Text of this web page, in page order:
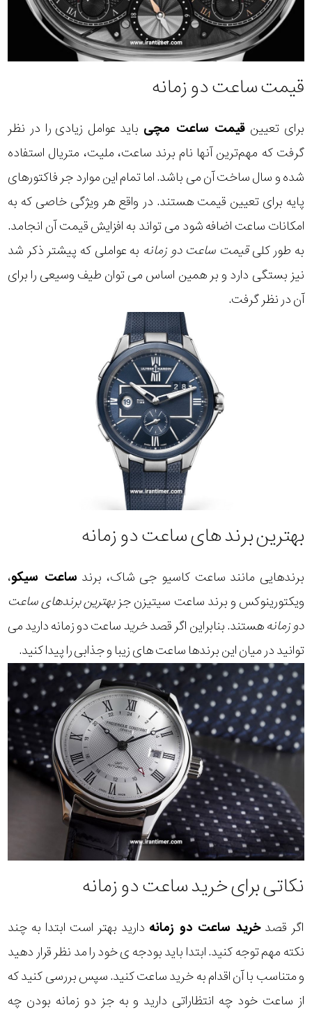
قیمت ساعت دو زمانه
برای تعیین قیمت ساعت مچی باید عوامل زیادی را در نظر
گرفت که مهم‌ترین آنها نام برند ساعت، ملیت، متریال استفاده
شده و سال ساخت آن می باشد. اما تمام این موارد جر فاکتورهای
پایه برای تعیین قیمت هستند. در واقع هر ویژگی خاصی که به
امکانات ساعت اضافه شود می تواند به افزایش قیمت آن انجامد.
به طور کلیقیمت ساعت دو زمانه به عواملی که پیشتر ذکر شد
نیز بستگی دارد و بر همین اساس می توان طیف وسیعی را برای
آن در نظر گرفت.
بهترین برند های ساعت دو زمانه
برندهایی مانند ساعت کاسیو جی شاک، برند ساعت سیکو،
ویکتورینوکس و برند ساعت سیتیزن جزبهترین برندهای ساعت
دو زمانههستند. بنابراین اگر قصدخریدساعت دو زمانه دارید می
توانید در میان این برندها ساعت های زیبا و جذابی را پیدا کنید.
نکاتی برای خرید ساعت دو زمانه
اگر قصدخرید ساعت دو زمانه دارید بهتر است ابتدا به چند
نکته مهم توجه کنید. ابتدا باید بودجه ی خود را مد نظر قرار دهید
و متناسب با آن اقدام به خرید ساعت کنید. سپس بررسی کنید که
از ساعت خود چه انتظاراتی دارید و به جز دو زمانه بودن چه